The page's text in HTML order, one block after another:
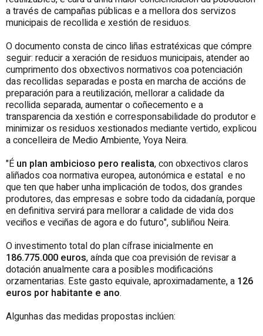
a través de campañas públicas e a mellora dos servizos
municipais de recollida e xestión de residuos.
O documento consta de cinco liñas estratéxicas que cómpre
seguir: reducir a xeración de residuos municipais, atender ao
cumprimento dos obxectivos normativos coa potenciación
das recollidas separadas e posta en marcha de accións de
preparación para a reutilización, mellorar a calidade da
recollida separada, aumentar o coñecemento e a
transparencia da xestión e corresponsabilidade do produtor e
minimizar os residuos xestionados mediante vertido, explicou
a concelleira de Medio Ambiente, Yoya Neira.
"É un plan ambicioso pero realista, con obxectivos claros
aliñados coa normativa europea, autonómica e estatal e no
que ten que haber unha implicación de todos, dos grandes
produtores, das empresas e sobre todo da cidadanía, porque
en definitiva servirá para mellorar a calidade de vida dos
veciños e veciñas de agora e do futuro", subliñou Neira.
O investimento total do plan cífrase inicialmente en
186.775.000 euros, aínda que coa previsión de revisar a
dotación anualmente cara a posibles modificacións
orzamentarias. Este gasto equivale, aproximadamente, a 126
euros por habitante e ano.
Algunhas das medidas propostas inclúen: